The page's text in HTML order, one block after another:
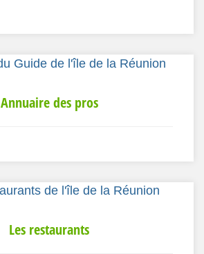
Annuaire des pros
Les restaurants